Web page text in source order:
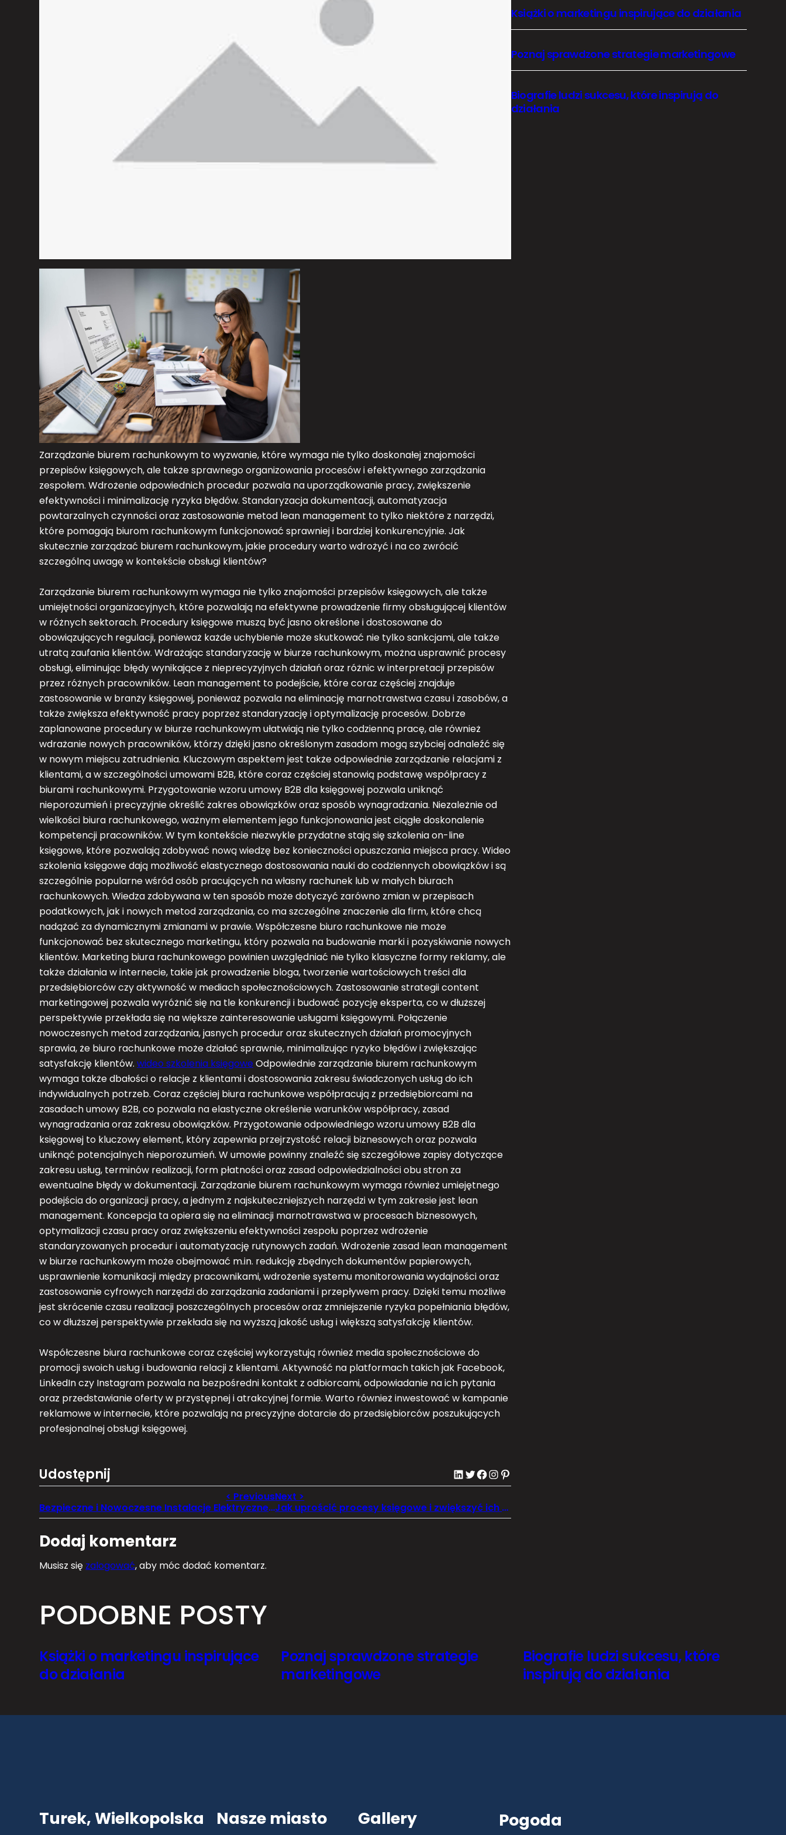
Zarządzanie biurem rachunkowym to wyzwanie, które wymaga nie tylko doskonałej znajomości
przepisów księgowych, ale także sprawnego organizowania procesów i efektywnego zarządzania
zespołem. Wdrożenie odpowiednich procedur pozwala na uporządkowanie pracy, zwiększenie
efektywności i minimalizację ryzyka błędów. Standaryzacja dokumentacji, automatyzacja
powtarzalnych czynności oraz zastosowanie metod lean management to tylko niektóre z narzędzi,
które pomagają biurom rachunkowym funkcjonować sprawniej i bardziej konkurencyjnie. Jak
skutecznie zarządzać biurem rachunkowym, jakie procedury warto wdrożyć i na co zwrócić
szczególną uwagę w kontekście obsługi klientów?
Zarządzanie biurem rachunkowym wymaga nie tylko znajomości przepisów księgowych, ale także
umiejętności organizacyjnych, które pozwalają na efektywne prowadzenie firmy obsługującej klientów
w różnych sektorach. Procedury księgowe muszą być jasno określone i dostosowane do
obowiązujących regulacji, ponieważ każde uchybienie może skutkować nie tylko sankcjami, ale także
utratą zaufania klientów. Wdrażając standaryzację w biurze rachunkowym, można usprawnić procesy
obsługi, eliminując błędy wynikające z nieprecyzyjnych działań oraz różnic w interpretacji przepisów
przez różnych pracowników. Lean management to podejście, które coraz częściej znajduje
zastosowanie w branży księgowej, ponieważ pozwala na eliminację marnotrawstwa czasu i zasobów, a
także zwiększa efektywność pracy poprzez standaryzację i optymalizację procesów. Dobrze
zaplanowane procedury w biurze rachunkowym ułatwiają nie tylko codzienną pracę, ale również
wdrażanie nowych pracowników, którzy dzięki jasno określonym zasadom mogą szybciej odnaleźć się
w nowym miejscu zatrudnienia. Kluczowym aspektem jest także odpowiednie zarządzanie relacjami z
klientami, a w szczególności umowami B2B, które coraz częściej stanowią podstawę współpracy z
biurami rachunkowymi. Przygotowanie wzoru umowy B2B dla księgowej pozwala uniknąć
nieporozumień i precyzyjnie określić zakres obowiązków oraz sposób wynagradzania. Niezależnie od
wielkości biura rachunkowego, ważnym elementem jego funkcjonowania jest ciągłe doskonalenie
kompetencji pracowników. W tym kontekście niezwykle przydatne stają się szkolenia on-line
księgowe, które pozwalają zdobywać nową wiedzę bez konieczności opuszczania miejsca pracy. Wideo
szkolenia księgowe dają możliwość elastycznego dostosowania nauki do codziennych obowiązków i są
szczególnie popularne wśród osób pracujących na własny rachunek lub w małych biurach
rachunkowych. Wiedza zdobywana w ten sposób może dotyczyć zarówno zmian w przepisach
podatkowych, jak i nowych metod zarządzania, co ma szczególne znaczenie dla firm, które chcą
nadążać za dynamicznymi zmianami w prawie. Współczesne biuro rachunkowe nie może
funkcjonować bez skutecznego marketingu, który pozwala na budowanie marki i pozyskiwanie nowych
klientów. Marketing biura rachunkowego powinien uwzględniać nie tylko klasyczne formy reklamy, ale
także działania w internecie, takie jak prowadzenie bloga, tworzenie wartościowych treści dla
przedsiębiorców czy aktywność w mediach społecznościowych. Zastosowanie strategii content
marketingowej pozwala wyróżnić się na tle konkurencji i budować pozycję eksperta, co w dłuższej
perspektywie przekłada się na większe zainteresowanie usługami księgowymi. Połączenie
nowoczesnych metod zarządzania, jasnych procedur oraz skutecznych działań promocyjnych
sprawia, że biuro rachunkowe może działać sprawnie, minimalizując ryzyko błędów i zwiększając
satysfakcję klientów.wideo szkolenia księgoweOdpowiednie zarządzanie biurem rachunkowym
wymaga także dbałości o relacje z klientami i dostosowania zakresu świadczonych usług do ich
indywidualnych potrzeb. Coraz częściej biura rachunkowe współpracują z przedsiębiorcami na
zasadach umowy B2B, co pozwala na elastyczne określenie warunków współpracy, zasad
wynagradzania oraz zakresu obowiązków. Przygotowanie odpowiedniego wzoru umowy B2B dla
księgowej to kluczowy element, który zapewnia przejrzystość relacji biznesowych oraz pozwala
uniknąć potencjalnych nieporozumień. W umowie powinny znaleźć się szczegółowe zapisy dotyczące
zakresu usług, terminów realizacji, form płatności oraz zasad odpowiedzialności obu stron za
ewentualne błędy w dokumentacji. Zarządzanie biurem rachunkowym wymaga również umiejętnego
podejścia do organizacji pracy, a jednym z najskuteczniejszych narzędzi w tym zakresie jest lean
management. Koncepcja ta opiera się na eliminacji marnotrawstwa w procesach biznesowych,
optymalizacji czasu pracy oraz zwiększeniu efektywności zespołu poprzez wdrożenie
standaryzowanych procedur i automatyzację rutynowych zadań. Wdrożenie zasad lean management
w biurze rachunkowym może obejmować m.in. redukcję zbędnych dokumentów papierowych,
usprawnienie komunikacji między pracownikami, wdrożenie systemu monitorowania wydajności oraz
zastosowanie cyfrowych narzędzi do zarządzania zadaniami i przepływem pracy. Dzięki temu możliwe
jest skrócenie czasu realizacji poszczególnych procesów oraz zmniejszenie ryzyka popełniania błędów,
co w dłuższej perspektywie przekłada się na wyższą jakość usług i większą satysfakcję klientów.
Współczesne biura rachunkowe coraz częściej wykorzystują również media społecznościowe do
promocji swoich usług i budowania relacji z klientami. Aktywność na platformach takich jak Facebook,
LinkedIn czy Instagram pozwala na bezpośredni kontakt z odbiorcami, odpowiadanie na ich pytania
oraz przedstawianie oferty w przystępnej i atrakcyjnej formie. Warto również inwestować w kampanie
reklamowe w internecie, które pozwalają na precyzyjne dotarcie do przedsiębiorców poszukujących
profesjonalnej obsługi księgowej.
Udostępnij LinkedIn Twitter Facebook Instagram Pinterest
Bezpieczne i Nowoczesne Instalacje Elektryczne od Złotego Elektryka Jak uprościć procesy księgowe i zwiększyć ich skuteczność
Dodaj komentarz
Musisz się zalogować, aby móc dodać komentarz.
Książki o marketingu inspirujące do działania
Poznaj sprawdzone strategie marketingowe
Biografie ludzi sukcesu, które inspirują do
działania
PODOBNE POSTY
Książki o marketingu inspirujące
do działania
Poznaj sprawdzone strategie
marketingowe
Biografie ludzi sukcesu, które
inspirują do działania
Turek, Wielkopolska Nasze miasto Gallery Pogoda